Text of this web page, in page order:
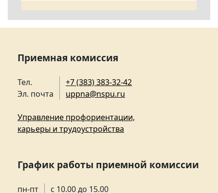
Приемная комиссия
Тел.
Эл. почта
+7 (383) 383-32-42
uppna@nspu.ru
Управление профориентации,
карьеры и трудоустройства
График работы приемной комиссии
пн-пт
с 10.00 до 15.00